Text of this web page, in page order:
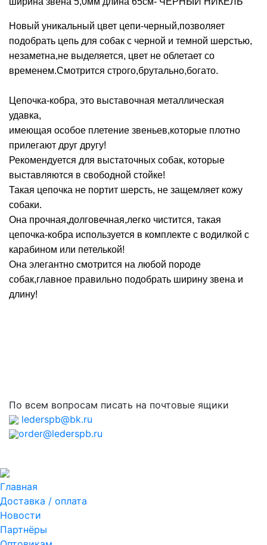
Новый уникальный цвет цепи-черный,позволяет
подобрать цепь для собак с черной и темной шерстью,
незаметна,не выделяется, цвет не облетает со
временем.Смотрится строго,брутально,богато.
Цепочка-кобра, это выставочная металлическая
удавка,
имеющая особое плетение звеньев,которые плотно
прилегают друг другу!
Рекомендуется для выстаточных собак, которые
выставляются в свободной стойке!
Такая цепочка не портит шерсть, не защемляет кожу
собаки.
Она прочная,долговечная,легко чистится, такая
цепочка-кобра используется в комплекте с водилкой с
карабином или петелькой!
Она элегантно смотрится на любой породе
собак,главное правильно подобрать ширину звена и
длину!
По всем вопросам писать на почтовые ящики
lederspb@bk.ru
order@lederspb.ru
Главная
Доставка / оплата
Новости
Партнёры